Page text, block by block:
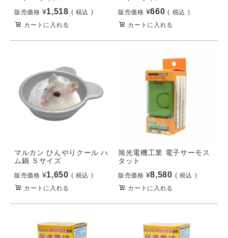
販売価格 ¥1,518
税込
カートに入れる
販売価格 ¥660
税込
カートに入れる
マルカン ひんやりクール ハ
ム鍋 Ｓサイズ
販売価格 ¥1,650
税込
カートに入れる
旭光電機工業 電子サーモス
タット
販売価格 ¥8,580
税込
カートに入れる